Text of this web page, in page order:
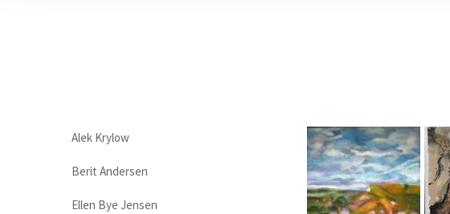
Alek Krylow
Berit Andersen
Ellen Bye Jensen